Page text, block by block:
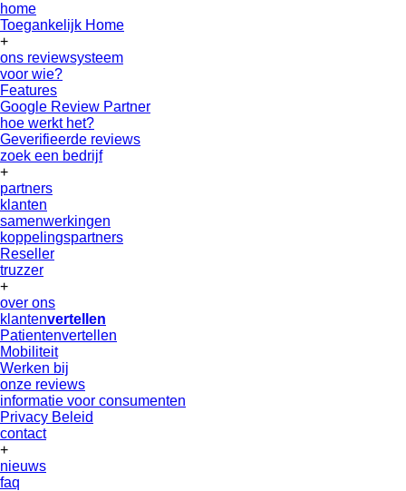
home
Toegankelijk Home
+
ons reviewsysteem
voor wie?
Features
Google Review Partner
hoe werkt het?
Geverifieerde reviews
zoek een bedrijf
+
partners
klanten
samenwerkingen
koppelingspartners
Reseller
truzzer
+
over ons
klantenvertellen
Patientenvertellen
Mobiliteit
Werken bij
onze reviews
informatie voor consumenten
Privacy Beleid
contact
+
nieuws
faq